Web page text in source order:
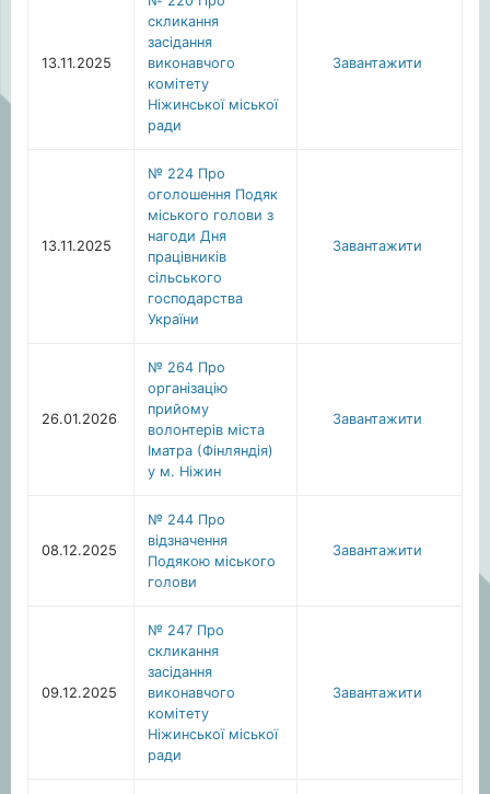
13.11.2025
скликання
засідання
виконавчого
комітету
Ніжинської міської
ради
Завантажити
13.11.2025
№ 224 Про
оголошення Подяк
міського голови з
нагоди Дня
працівників
сільського
господарства
України
Завантажити
26.01.2026
№ 264 Про
організацію
прийому
волонтерів міста
Іматра (Фінляндія)
у м. Ніжин
Завантажити
08.12.2025
№ 244 Про
відзначення
Подякою міського
голови
Завантажити
09.12.2025
№ 247 Про
скликання
засідання
виконавчого
комітету
Ніжинської міської
ради
Завантажити